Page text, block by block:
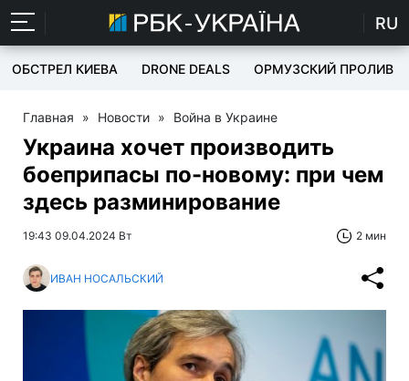
RU
ОБСТРЕЛ КИЕВА DRONE DEALS ОРМУЗСКИЙ ПРОЛИВ
Главная » Новости » Война в Украине
Украина хочет производить
боеприпасы по-новому: при чем
здесь разминирование
19:43 09.04.2024 Вт 2 мин
ИВАН НОСАЛЬСКИЙ